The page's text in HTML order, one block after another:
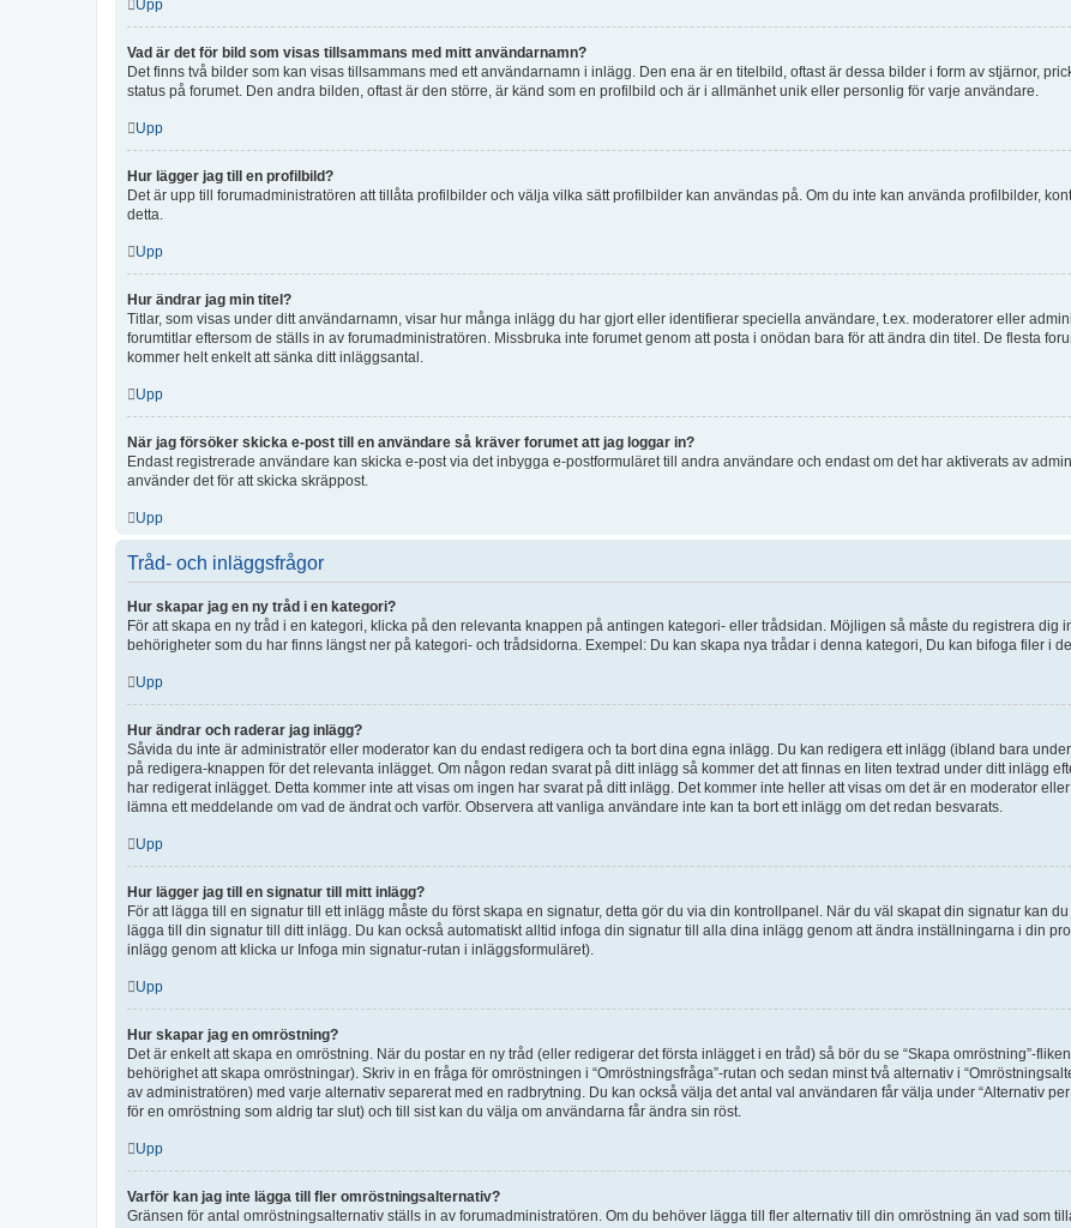
Upp
Vad är det för bild som visas tillsammans med mitt användarnamn?
Det finns två bilder som kan visas tillsammans med ett användarnamn i inlägg. Den ena är en titelbild, oftast är dessa bilder i form av stjärnor,
status på forumet. Den andra bilden, oftast är den större, är känd som en profilbild och är i allmänhet unik eller personlig för varje användare.
Upp
Hur lägger jag till en profilbild?
Det är upp till forumadministratören att tillåta profilbilder och välja vilka sätt profilbilder kan användas på. Om du inte kan använda profilbilder,
detta.
Upp
Hur ändrar jag min titel?
Titlar, som visas under ditt användarnamn, visar hur många inlägg du har gjort eller identifierar speciella användare, t.ex. moderatorer eller
forumtitlar eftersom de ställs in av forumadministratören. Missbruka inte forumet genom att posta i onödan bara för att ändra din titel. De flesta
kommer helt enkelt att sänka ditt inläggsantal.
Upp
När jag försöker skicka e-post till en användare så kräver forumet att jag loggar in?
Endast registrerade användare kan skicka e-post via det inbygga e-postformuläret till andra användare och endast om det har aktiverats av
använder det för att skicka skräppost.
Upp
Tråd- och inläggsfrågor
Hur skapar jag en ny tråd i en kategori?
För att skapa en ny tråd i en kategori, klicka på den relevanta knappen på antingen kategori- eller trådsidan. Möjligen så måste du registrera dig
behörigheter som du har finns längst ner på kategori- och trådsidorna. Exempel: Du kan skapa nya trådar i denna kategori, Du kan bifoga filer i
Upp
Hur ändrar och raderar jag inlägg?
Såvida du inte är administratör eller moderator kan du endast redigera och ta bort dina egna inlägg. Du kan redigera ett inlägg (ibland bara
på redigera-knappen för det relevanta inlägget. Om någon redan svarat på ditt inlägg så kommer det att finnas en liten textrad under ditt inlägg
har redigerat inlägget. Detta kommer inte att visas om ingen har svarat på ditt inlägg. Det kommer inte heller att visas om det är en moderator
lämna ett meddelande om vad de ändrat och varför. Observera att vanliga användare inte kan ta bort ett inlägg om det redan besvarats.
Upp
Hur lägger jag till en signatur till mitt inlägg?
För att lägga till en signatur till ett inlägg måste du först skapa en signatur, detta gör du via din kontrollpanel. När du väl skapat din signatur kan
lägga till din signatur till ditt inlägg. Du kan också automatiskt alltid infoga din signatur till alla dina inlägg genom att ändra inställningarna i din
inlägg genom att klicka ur Infoga min signatur-rutan i inläggsformuläret).
Upp
Hur skapar jag en omröstning?
Det är enkelt att skapa en omröstning. När du postar en ny tråd (eller redigerar det första inlägget i en tråd) så bör du se “Skapa omröstning”-
behörighet att skapa omröstningar). Skriv in en fråga för omröstningen i “Omröstningsfråga”-rutan och sedan minst två alternativ i
av administratören) med varje alternativ separerat med en radbrytning. Du kan också välja det antal val användaren får välja under “Alternativ
för en omröstning som aldrig tar slut) och till sist kan du välja om användarna får ändra sin röst.
Upp
Varför kan jag inte lägga till fler omröstningsalternativ?
Gränsen för antal omröstningsalternativ ställs in av forumadministratören. Om du behöver lägga till fler alternativ till din omröstning än vad som